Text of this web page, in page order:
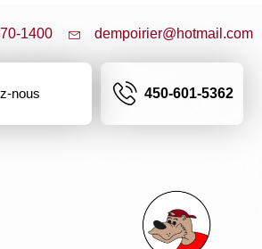
1400 dempoirier@hotmail.com
nous 450-601-5362